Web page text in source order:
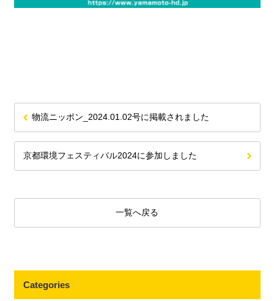
物流ニッポン_2024.01.02号に掲載されました
一覧へ戻る
京都環境フェスティバル2024に参加しました
Categories